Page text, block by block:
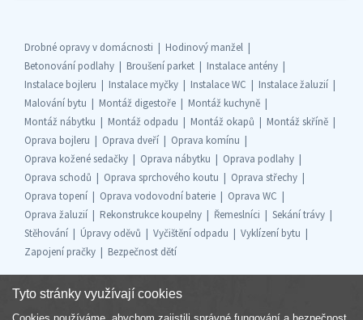
Drobné opravy v domácnosti
Hodinový manžel
Betonování podlahy
Broušení parket
Instalace antény
Instalace bojleru
Instalace myčky Instalace WC
Instalace žaluzií
Malování bytu
Montáž digestoře
Montáž kuchyně
Montáž nábytku
Montáž odpadu Montáž okapů
Montáž skříně
Oprava bojleru
Oprava dveří
Oprava komínu
Oprava kožené sedačky
Oprava nábytku
Oprava podlahy
Oprava schodů
Oprava sprchového koutu
Oprava střechy
Oprava topení
Oprava vodovodní baterie
Oprava WC
Oprava žaluzií
Rekonstrukce koupelny Řemeslníci
Sekání trávy
Stěhování
Úpravy oděvů Vyčištění odpadu
Vyklízení bytu
Zapojení pračky
Bezpečnost dětí
Tyto stránky využívají cookies